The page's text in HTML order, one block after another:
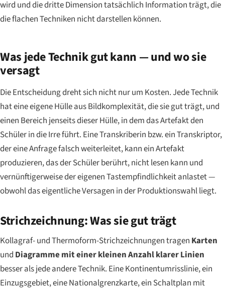
wird und die dritte Dimension tatsächlich Information trägt, die
die flachen Techniken nicht darstellen können.
Was jede Technik gut kann — und wo sie
versagt
Die Entscheidung dreht sich nicht nur um Kosten. Jede Technik
hat eine eigene Hülle aus Bildkomplexität, die sie gut trägt, und
einen Bereich jenseits dieser Hülle, in dem das Artefakt den
Schüler in die Irre führt. Eine Transkriberin bzw. ein Transkriptor,
der eine Anfrage falsch weiterleitet, kann ein Artefakt
produzieren, das der Schüler berührt, nicht lesen kann und
vernünftigerweise der eigenen Tastempfindlichkeit anlastet —
obwohl das eigentliche Versagen in der Produktionswahl liegt.
Strichzeichnung: Was sie gut trägt
Kollagraf- und Thermoform-Strichzeichnungen tragen Karten
und Diagramme mit einer kleinen Anzahl klarer Linien
besser als jede andere Technik. Eine Kontinentumrisslinie, ein
Einzugsgebiet, eine Nationalgrenzkarte, ein Schaltplan mit